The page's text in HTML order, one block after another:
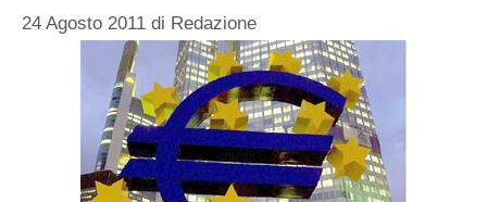
24 Agosto 2011 di Redazione